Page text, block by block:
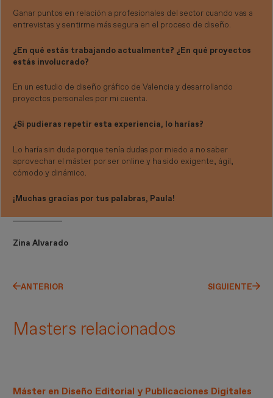
Ganar puntos en relación a profesionales del sector cuando vas a
entrevistas y sentirme más segura en el proceso de diseño.
¿En qué estás trabajando actualmente? ¿En qué proyectos
estás involucrado?
En un estudio de diseño gráfico de Valencia y desarrollando
proyectos personales por mi cuenta.
¿Si pudieras repetir esta experiencia, lo harías?
Lo haría sin duda porque tenía dudas por miedo a no saber
aprovechar el máster por ser online y ha sido exigente, ágil,
cómodo y dinámico.
¡Muchas gracias por tus palabras, Paula!
Zina Alvarado
ANTERIOR SIGUIENTE
Masters relacionados
Máster en Diseño Editorial y Publicaciones Digitales